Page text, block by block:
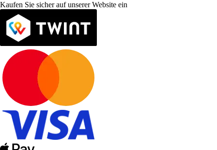
Kaufen Sie sicher auf unserer Website ein